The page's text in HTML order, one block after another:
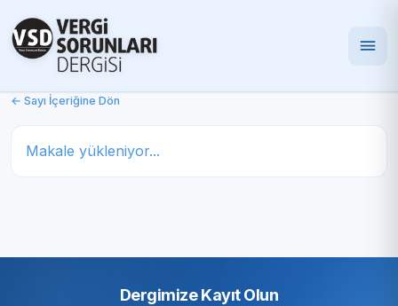
← Sayı İçeriğine Dön
Makale yükleniyor...
Dergimize Kayıt Olun